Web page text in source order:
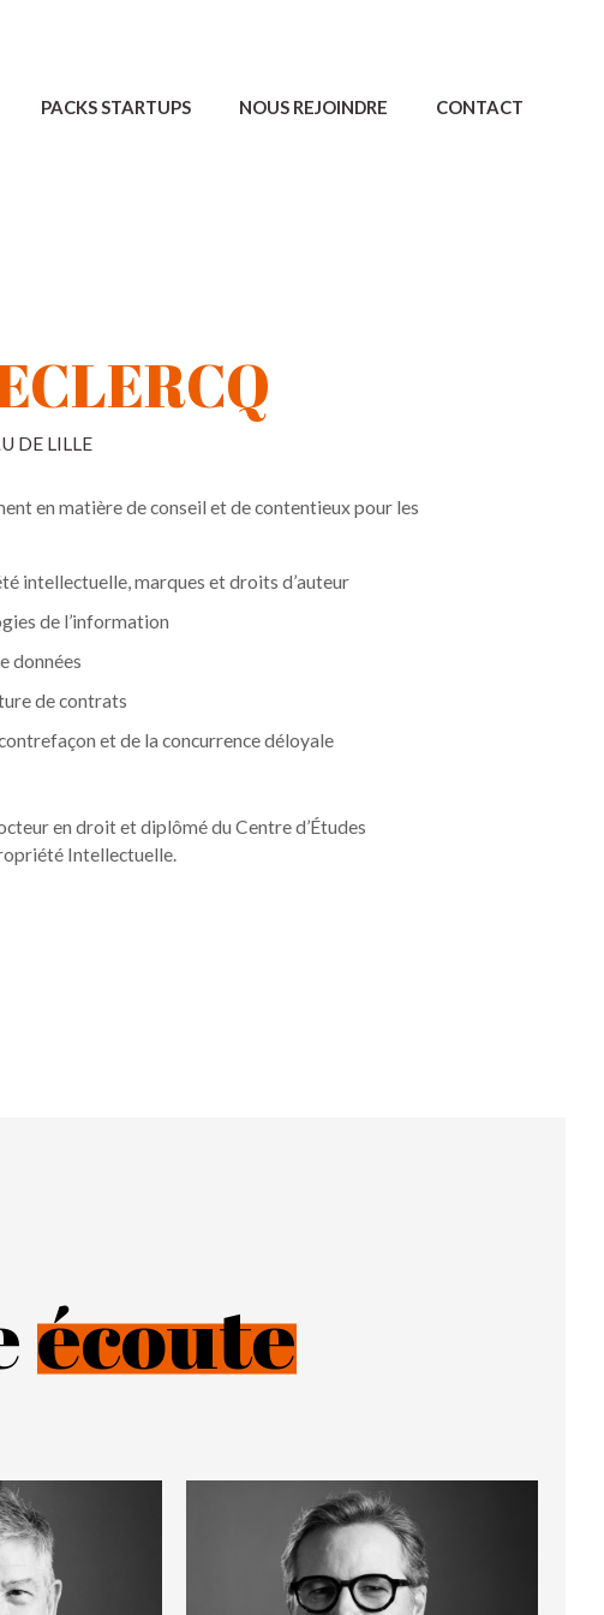
PACKS STARTUPS NOUS REJOINDRE CONTACT
DE LILLE
en matière de conseil et de contentieux pour les
intellectuelle, marques et droits d’auteur
de l’information
données
de contrats
et de la concurrence déloyale
en droit et diplômé du Centre d’Études
Intellectuelle.
écoute